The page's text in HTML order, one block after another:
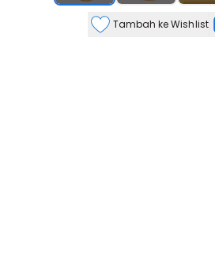
Tambah ke Wishlist